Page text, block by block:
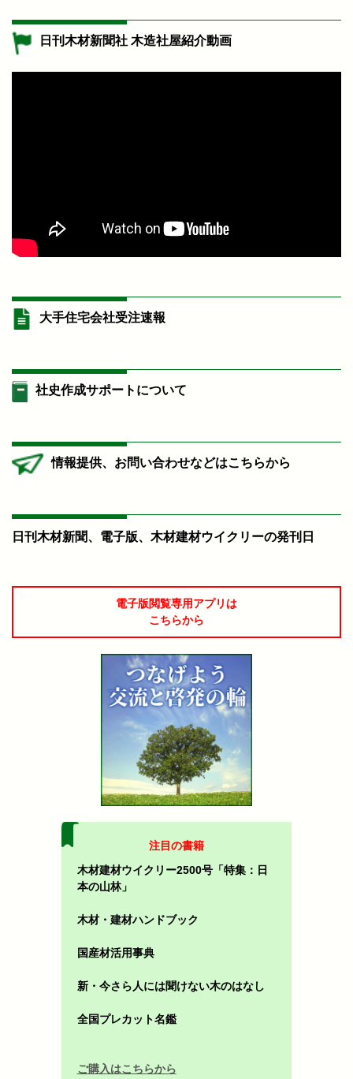
日刊木材新聞社 木造社屋紹介動画
大手住宅会社受注速報
社史作成サポートについて
情報提供、お問い合わせなどはこちらから
日刊木材新聞、電子版、木材建材ウイクリーの発刊日
電子版閲覧専用アプリは
こちらから
注目の書籍
木材建材ウイクリー2500号「特集：日
本の山林」
木材・建材ハンドブック
国産材活用事典
新・今さら人には聞けない木のはなし
全国プレカット名鑑
ご購入はこちらから